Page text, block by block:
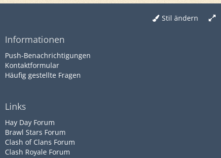
Stil ändern
Informationen
Push-Benachrichtigungen
Kontaktformular
Häufig gestellte Fragen
Links
Hay Day Forum
Brawl Stars Forum
Clash of Clans Forum
Clash Royale Forum